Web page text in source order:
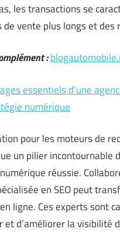
les transactions se
de vente plus longs et
:
essentiels d’une
numérique
pour les moteurs de
un pilier incontournable
réussie.
en SEO peut
ligne. Ces experts sont
et d’améliorer la visibilité